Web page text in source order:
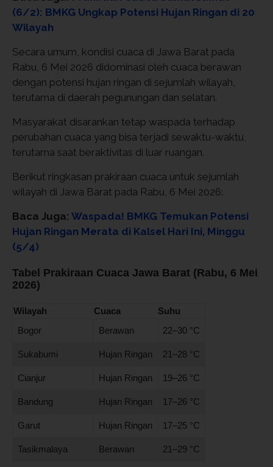
(6/2): BMKG Ungkap Potensi Hujan Ringan di 20
Wilayah
Secara umum, kondisi cuaca di Jawa Barat pada
Rabu, 6 Mei 2026 didominasi oleh cuaca berawan
dengan potensi hujan ringan di sejumlah wilayah,
terutama di daerah pegunungan dan selatan.
Masyarakat disarankan tetap waspada terhadap
perubahan cuaca yang bisa terjadi sewaktu-waktu,
terutama saat beraktivitas di luar ruangan.
Berikut ringkasan prakiraan cuaca untuk sejumlah
wilayah di Jawa Barat pada Rabu, 6 Mei 2026:
Baca Juga: Waspada! BMKG Temukan Potensi
Hujan Ringan Merata di Kalsel Hari Ini, Minggu
(5/4)
Tabel Prakiraan Cuaca Jawa Barat (Rabu, 6 Mei
2026)
Wilayah Cuaca
Suhu
Bogor
Berawan 22–30 °C
Sukabumi Hujan Ringan 21–28 °C
Cianjur Hujan Ringan 19–26 °C
Bandung Hujan Ringan 17–26 °C
Garut Hujan Ringan 17–25 °C
Tasikmalaya Berawan 21–29 °C